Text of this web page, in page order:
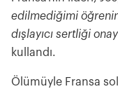
edilmediğimi
dışlayıcı sertliği
kullandı.
Ölümüyle Fransa